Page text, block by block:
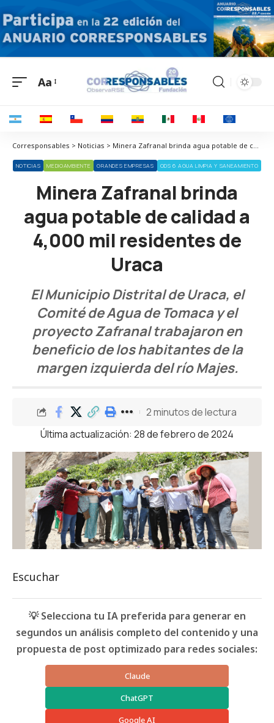
Aa
Corresponsables > Noticias > Minera Zafranal brinda agua potable de calidad a 4,000 mil residentes de Uraca
NOTICIAS MEDIOAMBIENTE GRANDES EMPRESAS ODS 6 AGUA LIMPIA Y SANEAMIENTO
Minera Zafranal brinda
agua potable de calidad a
4,000 mil residentes de
Uraca
El Municipio Distrital de Uraca, el
Comité de Agua de Tomaca y el
proyecto Zafranal trabajaron en
beneficio de los habitantes de la
margen izquierda del río Majes.
Última actualización: 28 de febrero de 2024
2 minutos de lectura
Escuchar
💡 Selecciona tu IA preferida para generar en
segundos un análisis completo del contenido y una
propuesta de post optimizado para redes sociales:
Claude
ChatGPT
Google AI